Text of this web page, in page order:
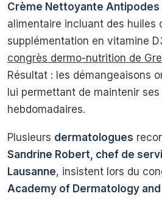
Crème Nettoyante Antipodes
alimentaire incluant des huiles
supplémentation en vitamine
congrès dermo-nutrition de
Résultat : les démangeaisons
lui permettant de maintenir
hebdomadaires.
Plusieurs dermatologues
Sandrine Robert, chef de
Lausanne, insistent lors du
Academy of Dermatology